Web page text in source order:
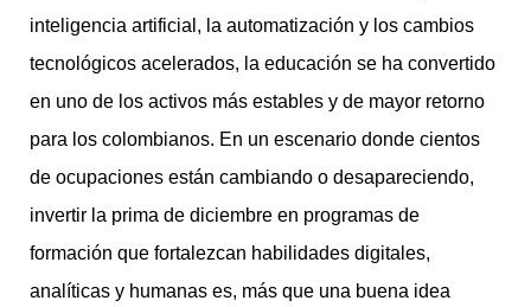
inteligencia artificial, la automatización y los cambios
tecnológicos acelerados, la educación se ha convertido
en uno de los activos más estables y de mayor retorno
para los colombianos. En un escenario donde cientos
de ocupaciones están cambiando o desapareciendo,
invertir la prima de diciembre en programas de
formación que fortalezcan habilidades digitales,
analíticas y humanas es, más que una buena idea